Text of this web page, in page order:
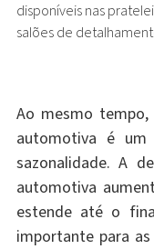
disponíveis nas
salões de
Ao mesmo
automotiva é um
sazonalidade. A
automotiva
estende até o
importante para